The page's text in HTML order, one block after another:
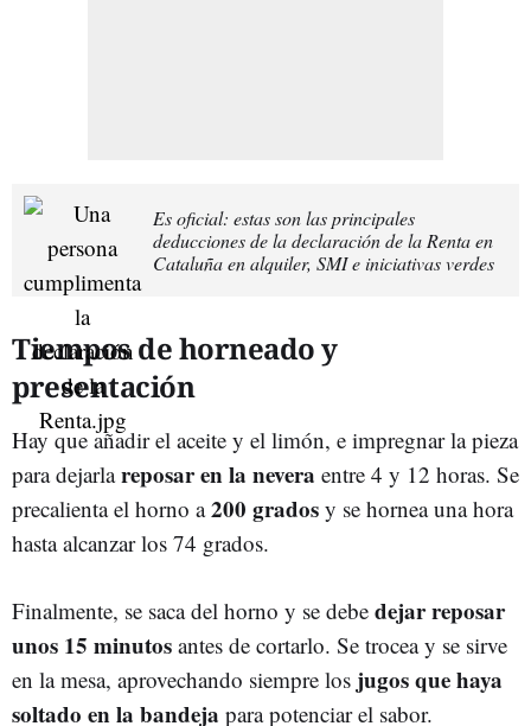
Es oficial: estas son las principales
deducciones de la declaración de la Renta en
Cataluña en alquiler, SMI e iniciativas verdes
Tiempos de horneado y
presentación
Hay que añadir el aceite y el limón, e impregnar la pieza
para dejarlareposar en la nevera entre 4 y 12 horas. Se
precalienta el horno a200 grados y se hornea una hora
hasta alcanzar los 74 grados.
Finalmente, se saca del horno y se debe dejar reposar
unos 15 minutos antes de cortarlo. Se trocea y se sirve
en la mesa, aprovechando siempre los jugos que haya
soltado en la bandeja para potenciar el sabor.